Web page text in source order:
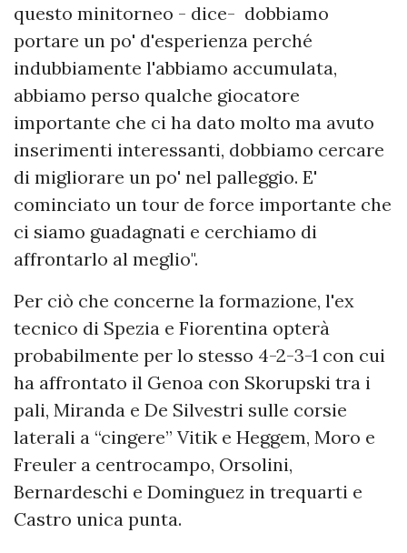
questo minitorneo - dice- dobbiamo
portare un po' d'esperienza perché
indubbiamente l'abbiamo accumulata,
abbiamo perso qualche giocatore
importante che ci ha dato molto ma avuto
inserimenti interessanti, dobbiamo cercare
di migliorare un po' nel palleggio. E'
cominciato un tour de force importante che
ci siamo guadagnati e cerchiamo di
affrontarlo al meglio".
Per ciò che concerne la formazione, l'ex
tecnico di Spezia e Fiorentina opterà
probabilmente per lo stesso 4-2-3-1 con cui
ha affrontato il Genoa con Skorupski tra i
pali, Miranda e De Silvestri sulle corsie
laterali a “cingere” Vitik e Heggem, Moro e
Freuler a centrocampo, Orsolini,
Bernardeschi e Dominguez in trequarti e
Castro unica punta.